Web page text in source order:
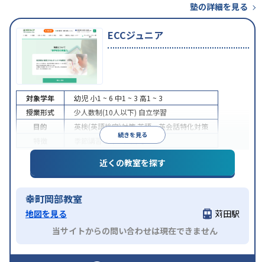
塾の詳細を見る
ECCジュニア
続きを見る
対象学年 幼児 小1 ~ 6 中1 ~ 3 高1 ~ 3
授業形式
少人数制(10人以下) 自立学習
目的
英検(英語検定)対策英語・英会話特化対策
季節講習のみの受講可
近くの教室を探す
幸町岡部教室
地図を見る
苅田駅
当サイトからの問い合わせは現在できません